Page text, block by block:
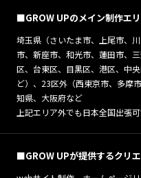
■GROW UPのメイン制作エ
埼玉県（さいたま市、上尾市、
市、新座市、和光市、蓮田市、
区、台東区、目黒区、港区、中
ど）、23区外（西東京市、多摩
知県、大阪府など
上記エリア外でも日本全国出張可
■GROW UPが提供するクリ